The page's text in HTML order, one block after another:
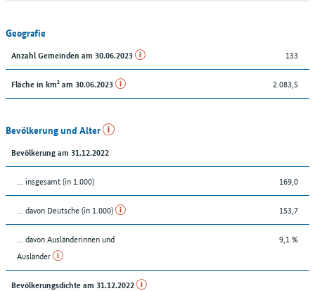
Geografie
Anzahl Gemeinden am 30.06.2023 133
Fläche in km² am 30.06.2023 2.083,5
Bevölkerung und Alter
Bevölkerung am 31.12.2022
... insgesamt (in 1.000) 169,0
... davon Deutsche (in 1.000) 153,7
... davon Ausländerinnen und
Ausländer
9,1 %
Bevölkerungsdichte am 31.12.2022